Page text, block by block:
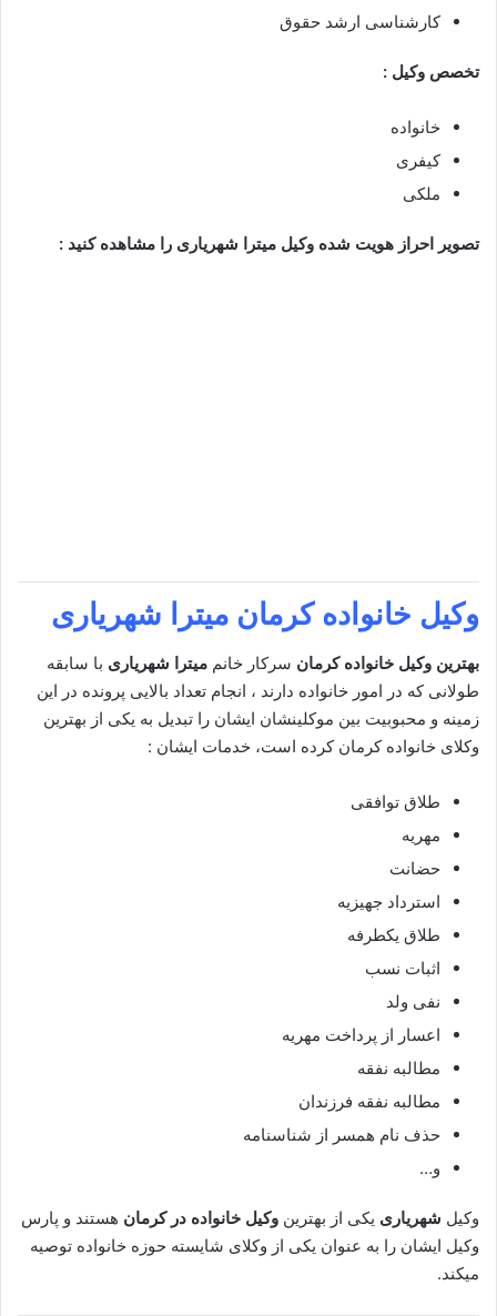
کارشناسی ارشد حقوق
تخصص وکیل :
خانواده
کیفری
ملکی
تصویر احراز هویت شده وکیل میترا شهریاری را مشاهده کنید :
وکیل خانواده کرمان میترا شهریاری
بهترین وکیل خانواده کرمان سرکار خانم میترا شهریاری با سابقه
طولانی که در امور خانواده دارند ، انجام تعداد بالایی پرونده در این
زمینه و محبوبیت بین موکلینشان ایشان را تبدیل به یکی از بهترین
وکلای خانواده کرمان کرده است، خدمات ایشان :
طلاق توافقی
مهریه
حضانت
استرداد جهیزیه
طلاق یکطرفه
اثبات نسب
نفی ولد
اعسار از پرداخت مهریه
مطالبه نفقه
مطالبه نفقه فرزندان
حذف نام همسر از شناسنامه
و…
وکیل شهریاری یکی از بهترین وکیل خانواده در کرمان هستند و پارس
وکیل ایشان را به عنوان یکی از وکلای شایسته حوزه خانواده توصیه
میکند.